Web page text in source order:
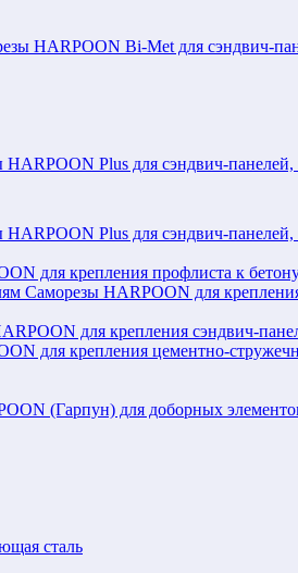
HARPOON Bi-Met для сэндвич-
HARPOON Plus для сэндвич-
HARPOON Plus для сэндвич-
для крепления профлиста к
Саморезы HARPOON для
для крепления сэндвич-
для крепления цементно-
(Гарпун) для доборных
сталь